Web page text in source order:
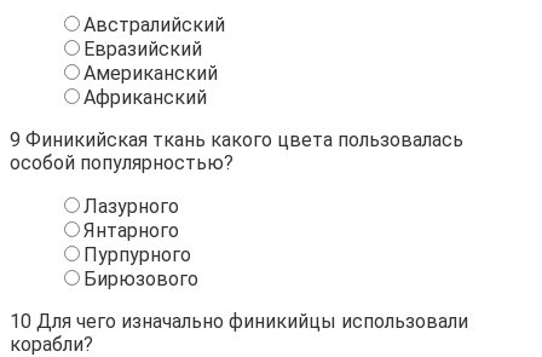
Австралийский
Евразийский
Американский
Африканский
9 Финикийская ткань какого цвета пользовалась
особой популярностью?
Лазурного
Янтарного
Пурпурного
Бирюзового
10 Для чего изначально финикийцы использовали
корабли?